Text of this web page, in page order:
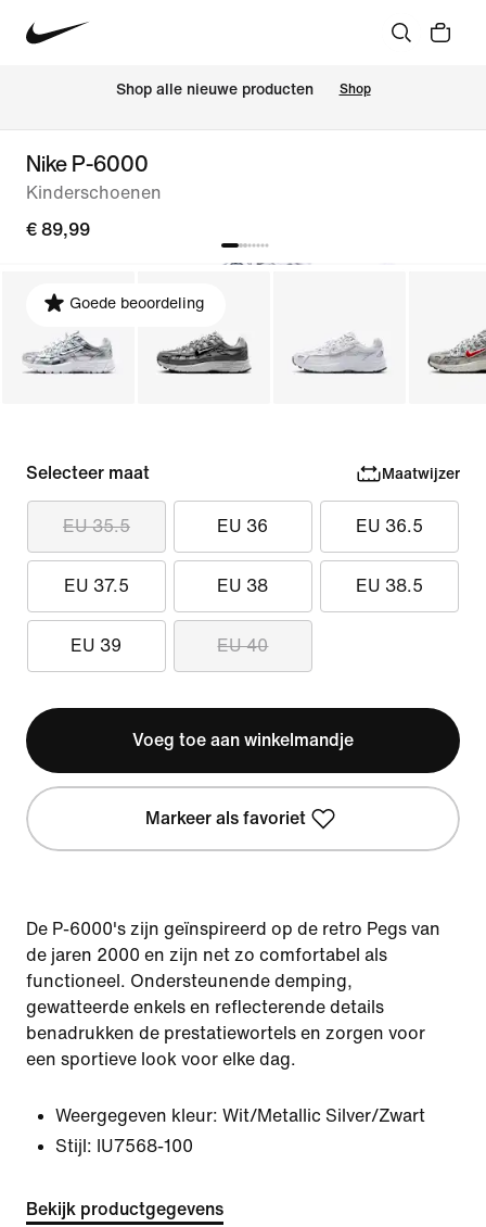
Shop alle nieuwe producten Shop
Nike P-6000
Kinderschoenen
€ 89,99
Goede beoordeling
Selecteer maat Maatwijzer
EU 35.5 EU 36 EU 36.5
EU 37.5 EU 38 EU 38.5
EU 39 EU 40
Voeg toe aan winkelmandje
Markeer als favoriet
De P-6000's zijn geïnspireerd op de retro Pegs van
de jaren 2000 en zijn net zo comfortabel als
functioneel. Ondersteunende demping,
gewatteerde enkels en reflecterende details
benadrukken de prestatiewortels en zorgen voor
een sportieve look voor elke dag.
Weergegeven kleur: Wit/Metallic Silver/Zwart
Stijl: IU7568-100
Bekijk productgegevens